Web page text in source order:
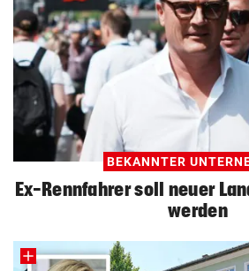
BEKANNTER
Ex-Rennfahrer soll neuer
werden